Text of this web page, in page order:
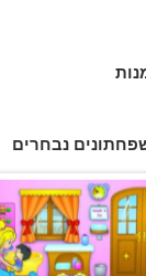
נבחרים
- גן ילדים וצהרון